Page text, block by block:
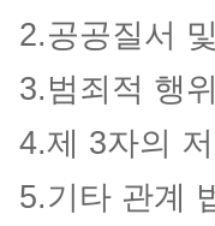
2.공공질서
3.범죄적 행
4.제 3자의
5.기타 관계